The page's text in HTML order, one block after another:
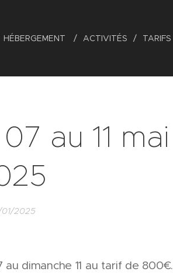
HÉBERGEMENT ACTIVITÉS TARIFS
au 11 mai
2025
dimanche 11 au tarif de 800€.